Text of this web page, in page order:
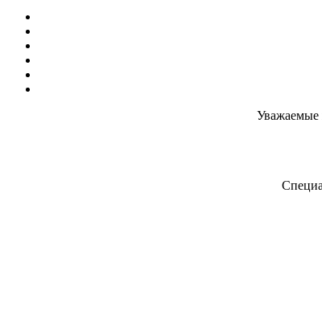
Уважаемые